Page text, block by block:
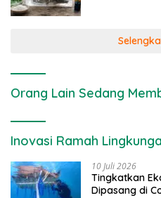
Orang Lain Sedang
Inovasi Ramah
10 Juli 2026
Tingkatkan
Dipasang di